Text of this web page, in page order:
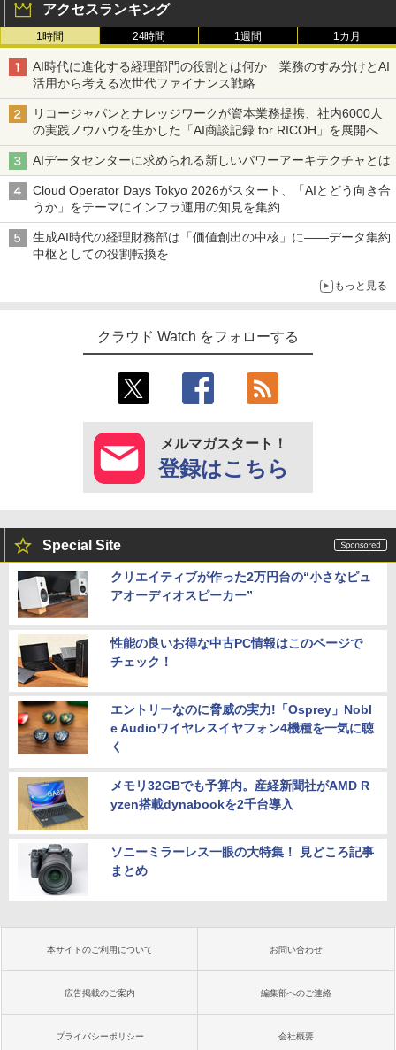
アクセスランキング
1時間 24時間 1週間 1カ月
AI時代に進化する経理部門の役割とは何か 業務のすみ分けとAI
活用から考える次世代ファイナンス戦略
リコージャパンとナレッジワークが資本業務提携、社内6000人
の実践ノウハウを生かした「AI商談記録 for RICOH」を展開へ
AIデータセンターに求められる新しいパワーアーキテクチャとは
Cloud Operator Days Tokyo 2026がスタート、「AIとどう向き合
うか」をテーマにインフラ運用の知見を集約
生成AI時代の経理財務部は「価値創出の中核」に――データ集約
中枢としての役割転換を
もっと見る
クラウド Watch をフォローする
メルマガスタート！
登録はこちら
Special Site
クリエイティブが作った2万円台の“小さなピュ
アオーディオスピーカー”
性能の良いお得な中古PC情報はこのページで
チェック！
エントリーなのに脅威の実力!「Osprey」Nobl
e Audioワイヤレスイヤフォン4機種を一気に聴
く
メモリ32GBでも予算内。産経新聞社がAMD R
yzen搭載dynabookを2千台導入
ソニーミラーレス一眼の大特集！ 見どころ記事
まとめ
本サイトのご利用について お問い合わせ
広告掲載のご案内 編集部へのご連絡
プライバシーポリシー 会社概要